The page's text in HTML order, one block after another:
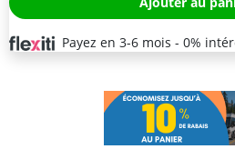
Payez en 3-6 mois - 0%